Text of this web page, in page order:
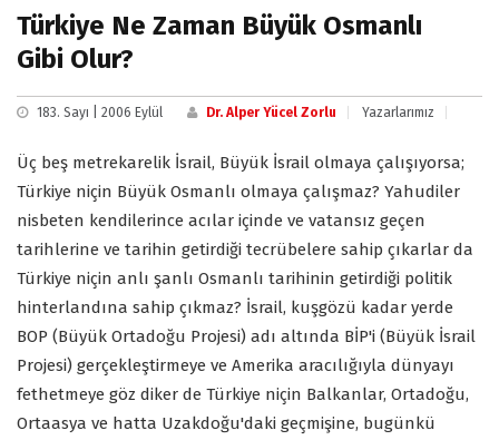
Türkiye Ne Zaman Büyük Osmanlı
Gibi Olur?
183. Sayı | 2006 Eylül Dr. Alper Yücel Zorlu Yazarlarımız
Üç beş metrekarelik İsrail, Büyük İsrail olmaya çalışıyorsa;
Türkiye niçin Büyük Osmanlı olmaya çalışmaz? Yahudiler
nisbeten kendilerince acılar içinde ve vatansız geçen
tarihlerine ve tarihin getirdiği tecrübelere sahip çıkarlar da
Türkiye niçin anlı şanlı Osmanlı tarihinin getirdiği politik
hinterlandına sahip çıkmaz? İsrail, kuşgözü kadar yerde
BOP (Büyük Ortadoğu Projesi) adı altında BİP'i (Büyük İsrail
Projesi) gerçekleştirmeye ve Amerika aracılığıyla dünyayı
fethetmeye göz diker de Türkiye niçin Balkanlar, Ortadoğu,
Ortaasya ve hatta Uzakdoğu'daki geçmişine, bugünkü